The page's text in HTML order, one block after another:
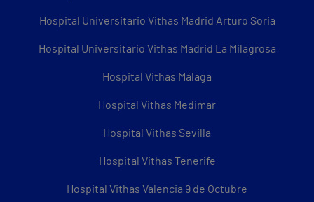
Hospital Universitario Vithas Madrid Arturo Soria
Hospital Universitario Vithas Madrid La Milagrosa
Hospital Vithas Málaga
Hospital Vithas Medimar
Hospital Vithas Sevilla
Hospital Vithas Tenerife
Hospital Vithas Valencia 9 de Octubre